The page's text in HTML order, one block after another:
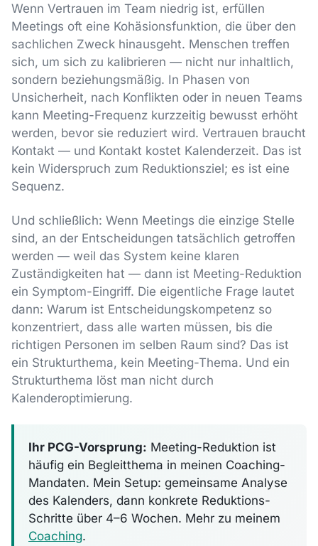
Wenn Vertrauen im Team niedrig ist, erfüllen
Meetings oft eine Kohäsionsfunktion, die über den
sachlichen Zweck hinausgeht. Menschen treffen
sich, um sich zu kalibrieren — nicht nur inhaltlich,
sondern beziehungsmäßig. In Phasen von
Unsicherheit, nach Konflikten oder in neuen Teams
kann Meeting-Frequenz kurzzeitig bewusst erhöht
werden, bevor sie reduziert wird. Vertrauen braucht
Kontakt — und Kontakt kostet Kalenderzeit. Das ist
kein Widerspruch zum Reduktionsziel; es ist eine
Sequenz.
Und schließlich: Wenn Meetings die einzige Stelle
sind, an der Entscheidungen tatsächlich getroffen
werden — weil das System keine klaren
Zuständigkeiten hat — dann ist Meeting-Reduktion
ein Symptom-Eingriff. Die eigentliche Frage lautet
dann: Warum ist Entscheidungskompetenz so
konzentriert, dass alle warten müssen, bis die
richtigen Personen im selben Raum sind? Das ist
ein Strukturthema, kein Meeting-Thema. Und ein
Strukturthema löst man nicht durch
Kalenderoptimierung.
Ihr PCG-Vorsprung: Meeting-Reduktion ist
häufig ein Begleitthema in meinen Coaching-
Mandaten. Mein Setup: gemeinsame Analyse
des Kalenders, dann konkrete Reduktions-
Schritte über 4–6 Wochen. Mehr zu meinem
Coaching.